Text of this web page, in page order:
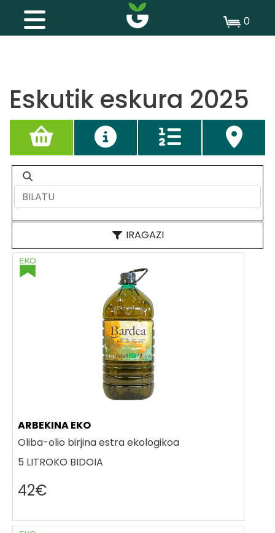
0
Eskutik eskura 2025
IRAGAZI
ARBEKINA EKO
Oliba-olio birjina estra ekologikoa
5 LITROKO BIDOIA
42€